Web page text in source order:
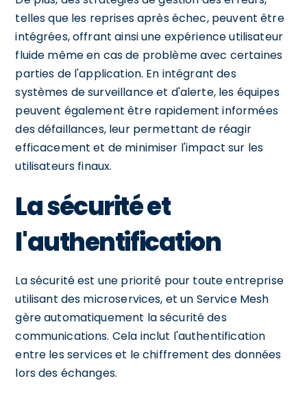
telles que les reprises après échec, peuvent être
intégrées, offrant ainsi une expérience utilisateur
fluide même en cas de problème avec certaines
parties de l'application. En intégrant des
systèmes de surveillance et d'alerte, les équipes
peuvent également être rapidement informées
des défaillances, leur permettant de réagir
efficacement et de minimiser l'impact sur les
utilisateurs finaux.
La sécurité et
l'authentification
La sécurité est une priorité pour toute entreprise
utilisant des microservices, et un Service Mesh
gère automatiquement la sécurité des
communications. Cela inclut l'authentification
entre les services et le chiffrement des données
lors des échanges.